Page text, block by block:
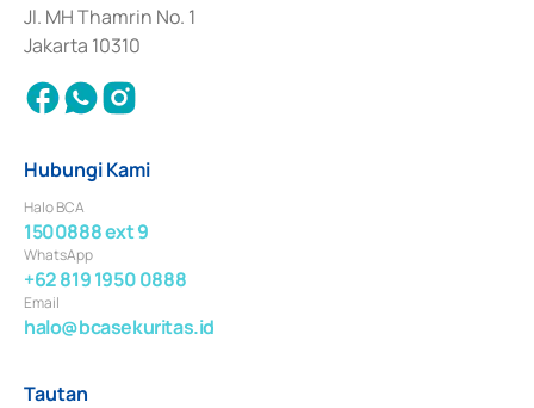
Jl. MH Thamrin No. 1
Jakarta 10310
Hubungi Kami
Halo BCA
1500888 ext 9
WhatsApp
+62 819 1950 0888
Email
halo@bcasekuritas.id
Tautan